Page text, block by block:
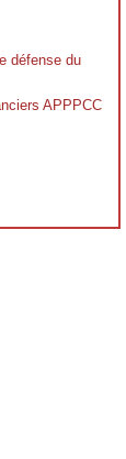
défense du
APPPCC